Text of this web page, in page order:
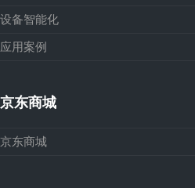
设备智能化
应用案例
京东商城
京东商城